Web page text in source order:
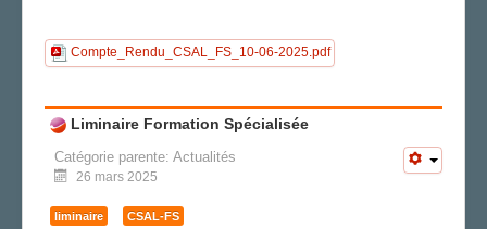
Compte_Rendu_CSAL_FS_10-06-2025.pdf
Liminaire Formation Spécialisée
Catégorie parente: Actualités
26 mars 2025
liminaire CSAL-FS